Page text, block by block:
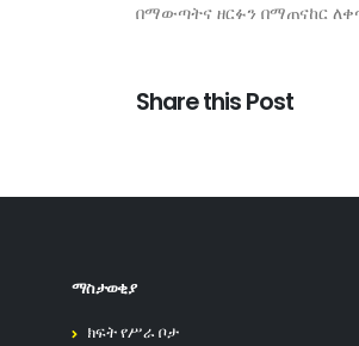
በማውጣትና ዘርፉን በማጠናከር
Share this Post
ማስታወቂያ
ክፍት የሥራ ቦታ